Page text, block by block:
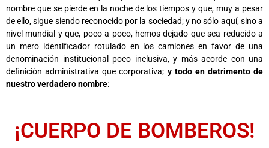
nombre que se pierde en la noche de los tiempos y que, muy a pesar
de ello, sigue siendo reconocido por la sociedad; y no sólo aquí, sino a
nivel mundial y que, poco a poco, hemos dejado que sea reducido a
un mero identificador rotulado en los camiones en favor de una
denominación institucional poco inclusiva, y más acorde con una
definición administrativa que corporativa; y todo en detrimento de
nuestro verdadero nombre:
¡CUERPO DE BOMBEROS!